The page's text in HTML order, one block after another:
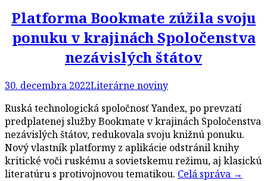
Platforma Bookmate zúžila svoju
ponuku v krajinách Spoločenstva
nezávislých štátov
30. decembra 2022Literárne noviny
Ruská technologická spoločnosť Yandex, po prevzatí
predplatenej služby Bookmate v krajinách Spoločenstva
nezávislých štátov, redukovala svoju knižnú ponuku.
Nový vlastník platformy z aplikácie odstránil knihy
kritické voči ruskému a sovietskemu režimu, aj klasickú
literatúru s protivojnovou tematikou. Celá správa →